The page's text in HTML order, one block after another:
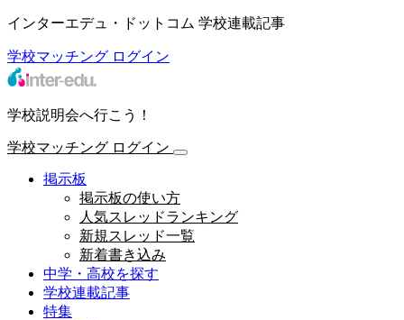
インターエデュ・ドットコム 学校連載記事
学校マッチング ログイン
学校説明会へ行こう！
学校マッチング ログイン
掲示板
掲示板の使い方
人気スレッドランキング
新規スレッド一覧
新着書き込み
中学・高校を探す
学校連載記事
特集